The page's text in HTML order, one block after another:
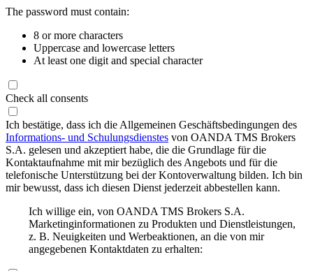
The password must contain:
8 or more characters
Uppercase and lowercase letters
At least one digit and special character
Check all consents
Ich bestätige, dass ich die Allgemeinen Geschäftsbedingungen des
Informations- und Schulungsdienstes von OANDA TMS Brokers
S.A. gelesen und akzeptiert habe, die die Grundlage für die
Kontaktaufnahme mit mir bezüglich des Angebots und für die
telefonische Unterstützung bei der Kontoverwaltung bilden. Ich bin
mir bewusst, dass ich diesen Dienst jederzeit abbestellen kann.
Ich willige ein, von OANDA TMS Brokers S.A.
Marketinginformationen zu Produkten und Dienstleistungen,
z. B. Neuigkeiten und Werbeaktionen, an die von mir
angegebenen Kontaktdaten zu erhalten: